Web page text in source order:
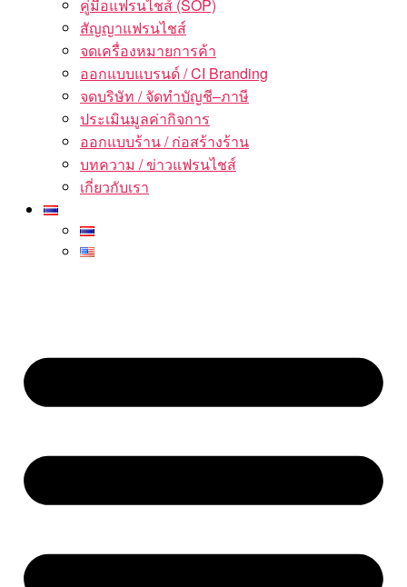
คู่มือแฟรนไชส์ (SOP)
สัญญาแฟรนไชส์
จดเครื่องหมายการค้า
ออกแบบแบรนด์ / CI Branding
จดบริษัท / จัดทำบัญชี–ภาษี
ประเมินมูลค่ากิจการ
ออกแบบร้าน / ก่อสร้างร้าน
บทความ / ข่าวแฟรนไชส์
เกี่ยวกับเรา